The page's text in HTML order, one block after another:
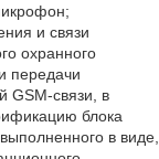
и связи
охранного
передачи
GSM-связи, в
блока
в виде,